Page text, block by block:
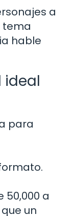
a
tema
hable
ideal
para
50,000 a
un